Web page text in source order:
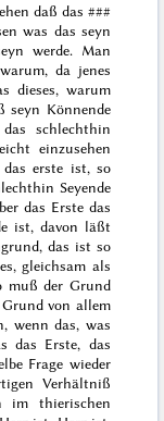
daß das ###
was das seyn
werde. Man
da jenes
dieses, warum
seyn Könnende
schlechthin
einzusehen
das erste ist, so
Seyende
das Erste das
ist, davon läßt
das ist so
gleichsam als
muß der Grund
von allem
wenn das, was
das Erste, das
Frage wieder
Verhältniß
im thierischen